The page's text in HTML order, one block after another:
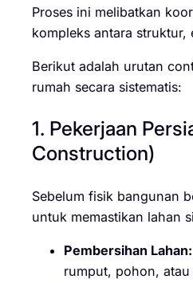
Proses ini melibatkan
kompleks antara struktur,
Berikut adalah urutan
rumah secara sistematis:
1. Pekerjaan
Construction)
Sebelum fisik bangunan
untuk memastikan lahan
Pembersihan Lahan:
rumput, pohon,